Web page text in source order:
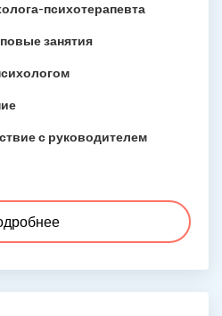
психотерапевта
занятия
с руководителем